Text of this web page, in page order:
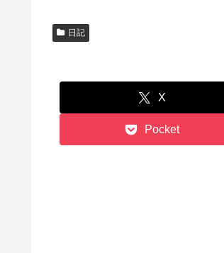
日記
X
Pocket